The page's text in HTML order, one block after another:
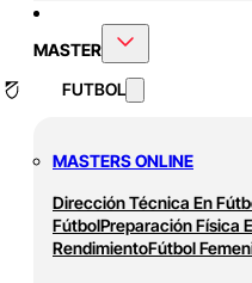
MASTER
FUTBOL
MASTERS ONLINE
Dirección Técnica En
FútbolPreparación Física
RendimientoFútbol